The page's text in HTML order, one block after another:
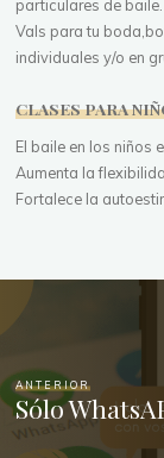
particulares de baile.
Vals para tu
individuales y/o en
CLASES PARA
El baile en los niños
Aumenta la
Fortalece la
ANTERIOR
Sólo